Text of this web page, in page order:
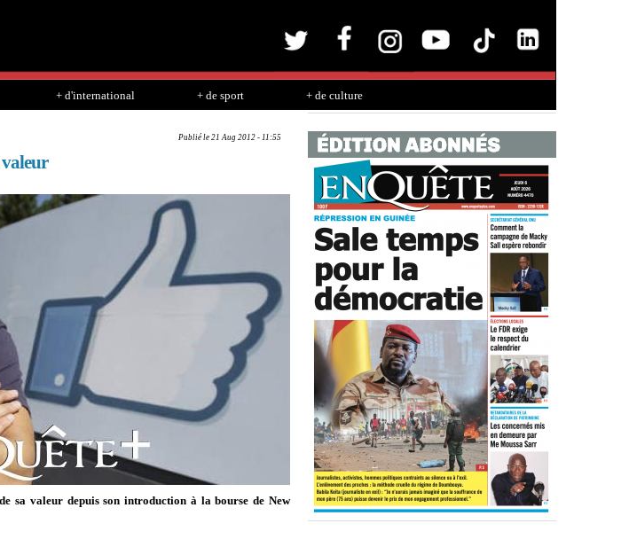
+ d'international + de sport + de culture
Publié le 21 Aug 2012 - 11:55
sa valeur depuis son introduction à la bourse de New